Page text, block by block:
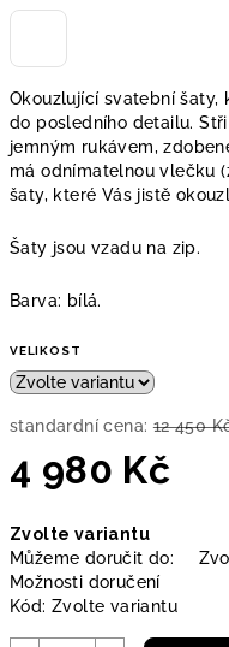
Okouzlující svatební šaty,
do posledního detailu.
jemným rukávem,
má odnímatelnou vlečku
šaty, které Vás jistě
Šaty jsou vzadu na zip.
Barva: bílá.
VELIKOST
standardní cena: 12 450
4 980 Kč
cena:
Zvolte variantu
Můžeme doručit do:
Možnosti doručení
Kód: Zvolte variantu